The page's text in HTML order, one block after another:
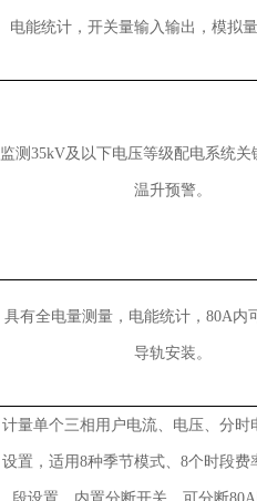
电能统计，开关量输入输出，模拟量
监测35kV及以下电压等级配电系统关
温升预警。
具有全电量测量，电能统计，80A内
导轨安装。
计量单个三相用户电流、电压、分时
设置，适用8种季节模式、8个时段费